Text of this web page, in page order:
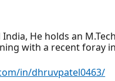
He holds an
with a recent
in/dhruvpatel0463/